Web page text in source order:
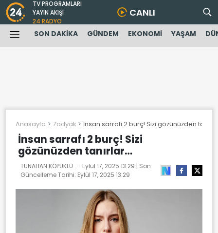
TV PROGRAMLARI
YAYIN AKIŞI
24 RADYO
CANLI
SON DAKİKA GÜNDEM EKONOMİ YAŞAM
Anasayfa Zodyak İnsan sarrafı 2 burç! Sizi gözünüzden
İnsan sarrafı 2 burç! Sizi
gözünüzden tanırlar…
TUNAHAN KÖPÜKLÜ . - Eylül 17, 2025 13:29 | Son
Güncelleme Tarihi: Eylül 17, 2025 13:29